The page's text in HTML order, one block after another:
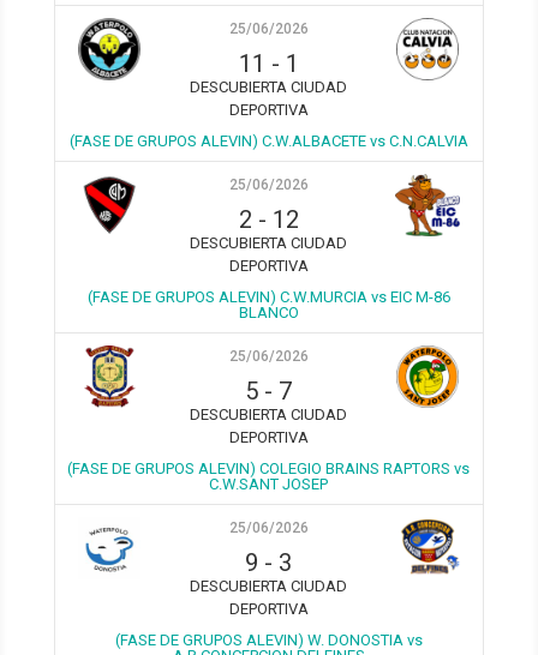
25/06/2026
11 - 1
DESCUBIERTA CIUDAD
DEPORTIVA
(FASE DE GRUPOS ALEVIN) C.W.ALBACETE vs C.N.CALVIA
25/06/2026
2 - 12
DESCUBIERTA CIUDAD
DEPORTIVA
(FASE DE GRUPOS ALEVIN) C.W.MURCIA vs EIC M-86
BLANCO
25/06/2026
5 - 7
DESCUBIERTA CIUDAD
DEPORTIVA
(FASE DE GRUPOS ALEVIN) COLEGIO BRAINS RAPTORS vs
C.W.SANT JOSEP
25/06/2026
9 - 3
DESCUBIERTA CIUDAD
DEPORTIVA
(FASE DE GRUPOS ALEVIN) W. DONOSTIA vs